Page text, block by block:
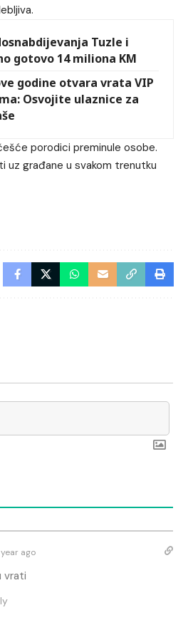
Tuzle i
gotovo 14 miliona KM
godine otvara vrata VIP
Osvojite ulaznice za
porodici preminule osobe.
uz građane u svakom trenutku
year ago
vrati